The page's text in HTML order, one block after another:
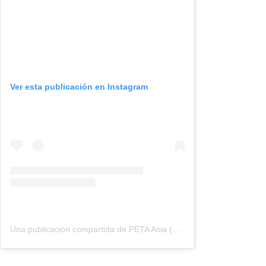
Ver esta publicación en Instagram